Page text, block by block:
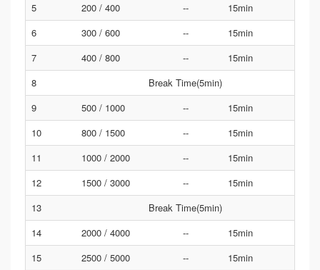
5
200 / 400 --
15min
6
300 / 600 --
15min
7
400 / 800 --
15min
8
Break Time(5min)
9
500 / 1000 --
15min
10
800 / 1500 --
15min
11
1000 / 2000 --
15min
12
1500 / 3000 --
15min
13
Break Time(5min)
14
2000 / 4000 --
15min
15
2500 / 5000 --
15min